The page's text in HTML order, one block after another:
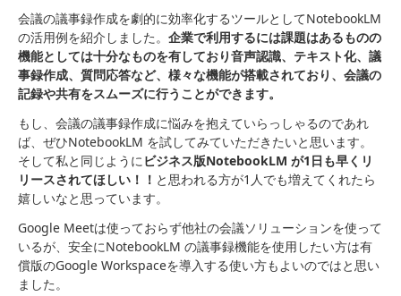
会議の議事録作成を劇的に効率化するツールとしてNotebookLM
の活用例を紹介しました。 企業で利用するには課題はあるものの
機能としては十分なものを有しており音声認識、テキスト化、議
事録作成、質問応答など、様々な機能が搭載されており、会議の
記録や共有をスムーズに行うことができます。
もし、会議の議事録作成に悩みを抱えていらっしゃるのであれ
ば、ぜひNotebookLM を試してみていただきたいと思います。
そして私と同じように ビジネス版NotebookLM が1日も早くリ
リースされてほしい！！ と思われる方が1人でも増えてくれたら
嬉しいなと思っています。
Google Meetは使っておらず他社の会議ソリューションを使って
いるが、安全にNotebookLM の議事録機能を使用したい方は有
償版のGoogle Workspaceを導入する使い方もよいのではと思い
ました。